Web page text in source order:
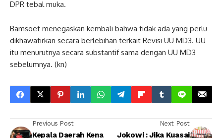
DPR tebal muka.
Bamsoet menegaskan kembali bahwa tidak ada yang perlu
dikhawatirkan secara berlebihan terkait Revisi UU MD3. UU
itu menurutnya secara substantif sama dengan UU MD3
sebelumnya. (kn)
Previous Post
Kepala Daerah Kena
Next Post
Jokowi : Jika Kuasai